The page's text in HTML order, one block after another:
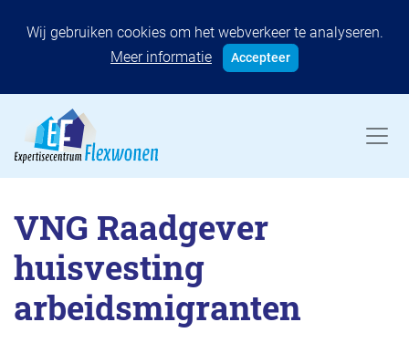
Wij gebruiken cookies om het webverkeer te analyseren.
Meer informatie
Accepteer
VNG Raadgever
huisvesting
arbeidsmigranten